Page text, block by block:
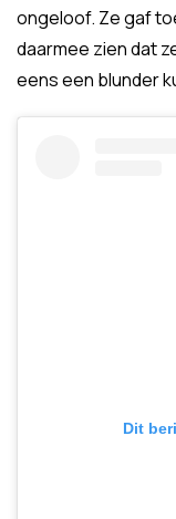
ongeloof. Ze gaf
daarmee zien dat
eens een blunder
Dit